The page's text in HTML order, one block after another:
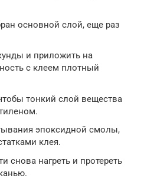
основной слой, еще раз
и приложить на
с клеем плотный
тонкий слой вещества
эпоксидной смолы,
клея.
снова нагреть и протереть